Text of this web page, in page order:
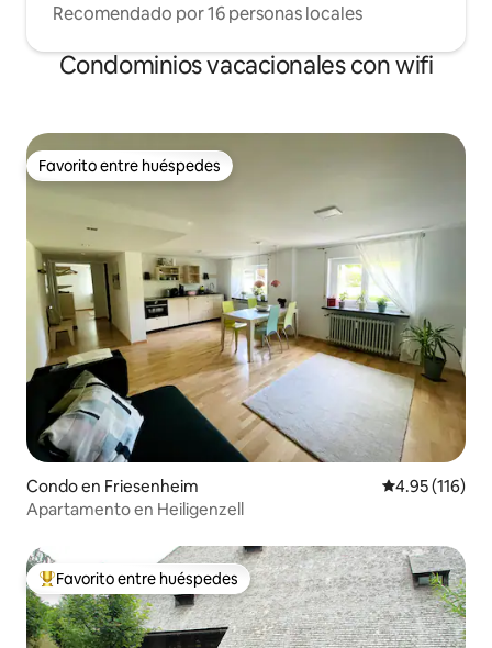
Recomendado por 16 personas locales
Condominios vacacionales con wifi
Favorito entre huéspedes
Favorito entre huéspedes
Condo en Friesenheim Calificación
4.95 (116)
Apartamento en Heiligenzell
Favorito entre huéspedes preferido
Favorito entre huéspedes